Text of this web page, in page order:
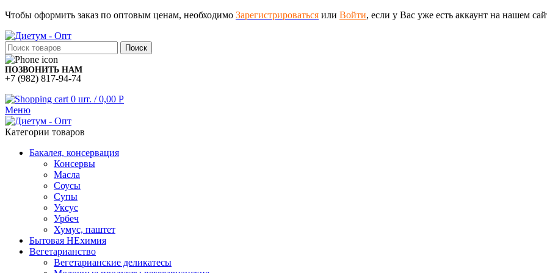
Чтобы оформить заказ по оптовым ценам, необходимо Зарегистрироваться или Войти, если у Вас уже есть аккаунт на нашем
Поиск
ПОЗВОНИТЬ НАМ
+7 (982) 817-94-74
0 шт. / 0,00 Р
Меню
Категории товаров
Бакалея, консервация
Консервы
Масла
Соусы
Супы
Уксус
Урбеч
Хумус, паштет
Бытовая НЕхимия
Вегетарианство
Вегетарианские деликатесы